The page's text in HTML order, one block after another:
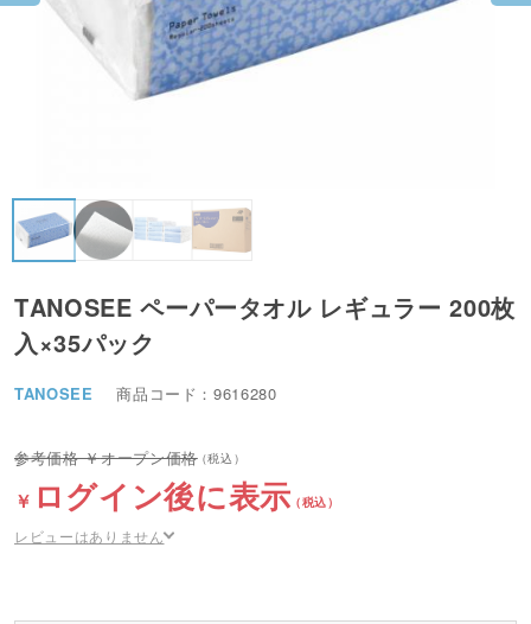
TANOSEE ペーパータオル レギュラー 200枚
入×35パック
TANOSEE 商品コード：9616280
オープン価格
ログイン後に表示
レビューはありません